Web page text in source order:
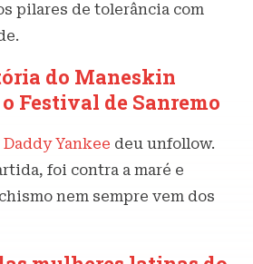
pilares de tolerância com
do Maneskin
Festival de Sanremo
Daddy Yankee deu unfollow.
foi contra a maré e
nem sempre vem dos